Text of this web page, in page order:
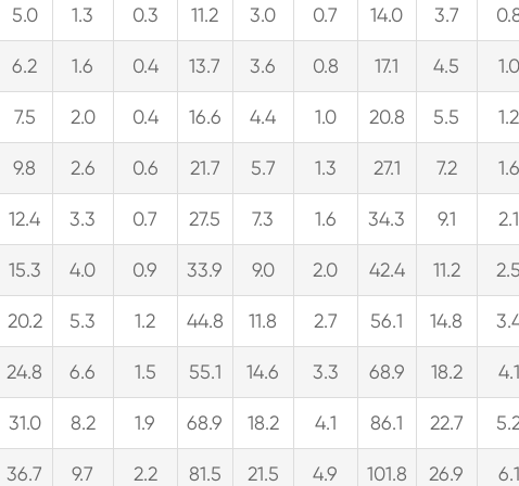
5.0 1.3 0.3 11.2 3.0 0.7 14.0 3.7
6.2 1.6 0.4 13.7 3.6 0.8 17.1 4.5 1.0
7.5 2.0 0.4 16.6 4.4 1.0 20.8 5.5 1.2
9.8 2.6 0.6 21.7 5.7 1.3 27.1 7.2 1.6
12.4 3.3 0.7 27.5 7.3 1.6 34.3 9.1 2.1
15.3 4.0 0.9 33.9 9.0 2.0 42.4 11.2 2.5
20.2 5.3 1.2 44.8 11.8 2.7 56.1 14.8
24.8 6.6 1.5 55.1 14.6 3.3 68.9 18.2 4.1
31.0 8.2 1.9 68.9 18.2 4.1 86.1 22.7
36.7 9.7 2.2 81.5 21.5 4.9 101.8 26.9 6.1